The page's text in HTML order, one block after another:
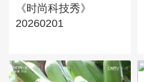
《时尚科技秀》
20260201